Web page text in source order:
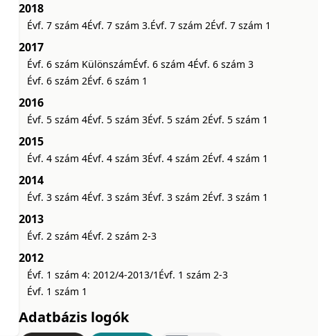
2018
Évf. 7 szám 4Évf. 7 szám 3.Évf. 7 szám 2Évf. 7 szám 1
2017
Évf. 6 szám KülönszámÉvf. 6 szám 4Évf. 6 szám 3
Évf. 6 szám 2Évf. 6 szám 1
2016
Évf. 5 szám 4Évf. 5 szám 3Évf. 5 szám 2Évf. 5 szám 1
2015
Évf. 4 szám 4Évf. 4 szám 3Évf. 4 szám 2Évf. 4 szám 1
2014
Évf. 3 szám 4Évf. 3 szám 3Évf. 3 szám 2Évf. 3 szám 1
2013
Évf. 2 szám 4Évf. 2 szám 2-3
2012
Évf. 1 szám 4: 2012/4-2013/1 Évf. 1 szám 2-3
Évf. 1 szám 1
Adatbázis logók